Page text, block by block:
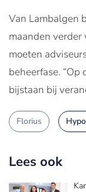
Van Lambalgen
maanden
moeten
beheerfase.
bijstaan bij
Florius
Lees ook